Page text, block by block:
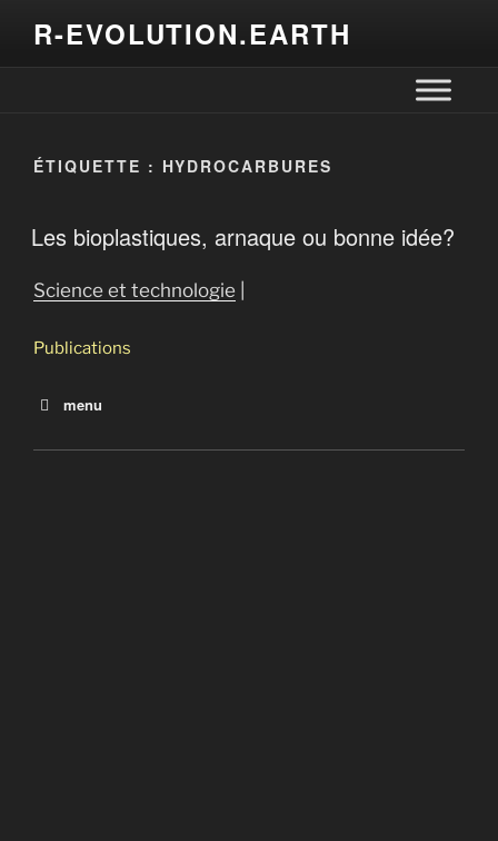
R-EVOLUTION.EARTH
ÉTIQUETTE : HYDROCARBURES
Les bioplastiques, arnaque ou bonne idée?
Science et technologie
Publications
menu